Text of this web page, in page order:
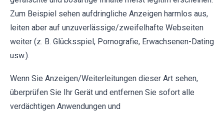
Zum Beispiel sehen aufdringliche Anzeigen harmlos aus,
leiten aber auf unzuverlässige/zweifelhafte Webseiten
weiter (z. B. Glücksspiel, Pornografie, Erwachsenen-Dating
usw.).
Wenn Sie Anzeigen/Weiterleitungen dieser Art sehen,
überprüfen Sie Ihr Gerät und entfernen Sie sofort alle
verdächtigen Anwendungen und